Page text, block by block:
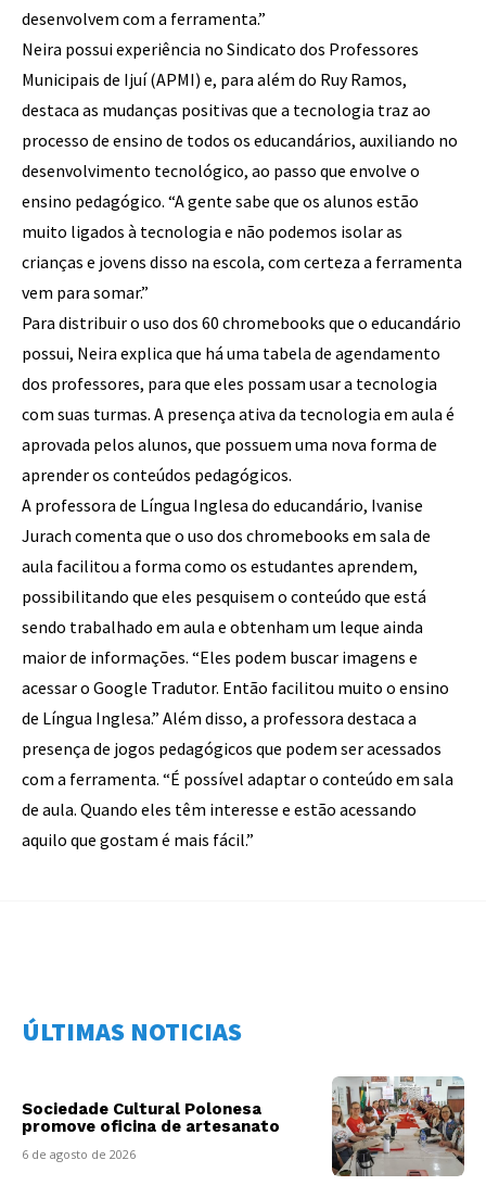
desenvolvem com a ferramenta.”
Neira possui experiência no Sindicato dos Professores
Municipais de Ijuí (APMI) e, para além do Ruy Ramos,
destaca as mudanças positivas que a tecnologia traz ao
processo de ensino de todos os educandários, auxiliando no
desenvolvimento tecnológico, ao passo que envolve o
ensino pedagógico. “A gente sabe que os alunos estão
muito ligados à tecnologia e não podemos isolar as
crianças e jovens disso na escola, com certeza a ferramenta
vem para somar.”
Para distribuir o uso dos 60 chromebooks que o educandário
possui, Neira explica que há uma tabela de agendamento
dos professores, para que eles possam usar a tecnologia
com suas turmas. A presença ativa da tecnologia em aula é
aprovada pelos alunos, que possuem uma nova forma de
aprender os conteúdos pedagógicos.
A professora de Língua Inglesa do educandário, Ivanise
Jurach comenta que o uso dos chromebooks em sala de
aula facilitou a forma como os estudantes aprendem,
possibilitando que eles pesquisem o conteúdo que está
sendo trabalhado em aula e obtenham um leque ainda
maior de informações. “Eles podem buscar imagens e
acessar o Google Tradutor. Então facilitou muito o ensino
de Língua Inglesa.” Além disso, a professora destaca a
presença de jogos pedagógicos que podem ser acessados
com a ferramenta. “É possível adaptar o conteúdo em sala
de aula. Quando eles têm interesse e estão acessando
aquilo que gostam é mais fácil.”
ÚLTIMAS NOTICIAS
Sociedade Cultural Polonesa
promove oficina de artesanato
6 de agosto de 2026